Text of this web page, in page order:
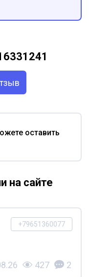
оставить
на сайте
+79651360077
427 2